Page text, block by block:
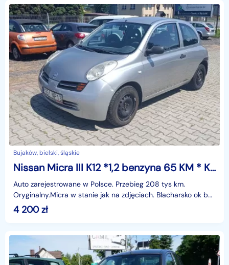
Bujaków, bielski, śląskie
Nissan Micra III K12 *1,2 benzyna 65 KM * Klimatyzacja/Wspomaganie
Auto zarejestrowane w Polsce. Przebieg 208 tys km.
Oryginalny.Micra w stanie jak na zdjęciach. Blacharsko ok bez
dziur.Technicznie sprawna do jazdy.Posiada klim
4 200zł